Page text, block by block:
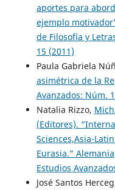
aportes para
ejemplo
de Filosofía y
15 (2011)
Paula Gabriela
asimétrica de la
Avanzados: Núm.
Natalia Rizzo,
(Editores).
Sciences,Asia-
Eurasia.”
Estudios
José Santos